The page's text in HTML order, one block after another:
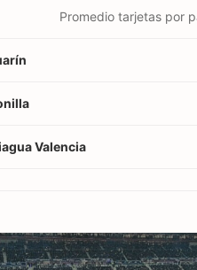
Promedio tarjetas por
Valencia